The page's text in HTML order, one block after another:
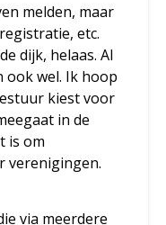
melden, maar
etc.
dijk, helaas. Al
ook wel. Ik hoop
kiest voor
in de
is om
verenigingen.
via meerdere